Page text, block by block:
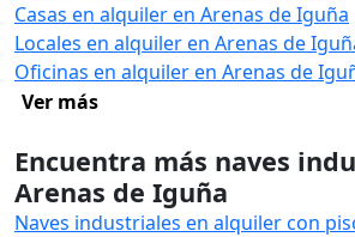
Casas en alquiler en Arenas de Iguña
Locales en alquiler en Arenas de
Oficinas en alquiler en Arenas de
Ver más
Encuentra más naves
Arenas de Iguña
Naves industriales en alquiler con